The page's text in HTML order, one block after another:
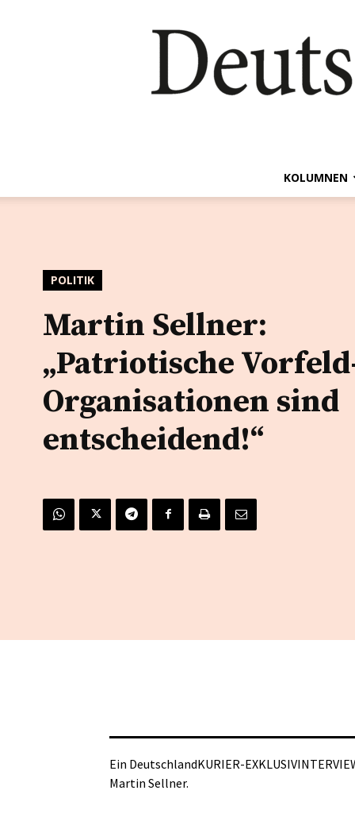
KOLUMNEN
POLITIK
Martin Sellner:
„Patriotische
Organisationen sind
entscheidend!“
Ein DeutschlandKURIER-
Martin Sellner.